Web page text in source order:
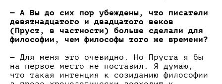
— А Вы до сих пор убеждены, что писатели
девятнадцатого и двадцатого веков
(Пруст, в частности) больше сделали для
философии, чем философы того же времени?
— Для меня это очевидно. Но Пруста я бы
на первое место не поставил. Я думаю,
что такая интенция к созиданию философии